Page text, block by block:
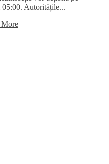
Autoritățile...
More